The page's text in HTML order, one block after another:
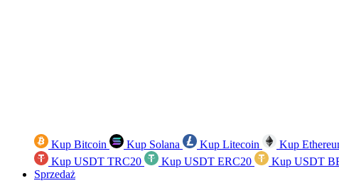
Kup Bitcoin Kup Solana Kup Litecoin Kup
Kup USDT TRC20
Kup USDT ERC20 Kup USDT
Sprzedaż